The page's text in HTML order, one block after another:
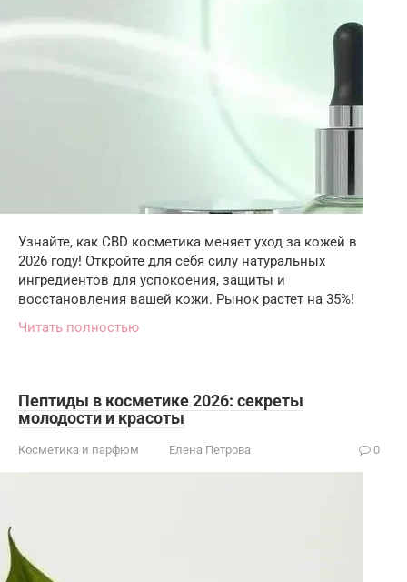
Узнайте, как CBD косметика меняет уход за кожей в
2026 году! Откройте для себя силу натуральных
ингредиентов для успокоения, защиты и
восстановления вашей кожи. Рынок растет на 35%!
Читать полностью
Пептиды в косметике 2026: секреты
молодости и красоты
Косметика и парфюм Елена Петрова 0